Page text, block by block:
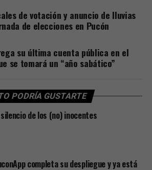
de votación y anuncio de lluvias
de elecciones en Pucón
su última cuenta pública en el
se tomará un “año sabático”
PODRÍA GUSTARTE
de los (no) inocentes
completa su despliegue y ya está